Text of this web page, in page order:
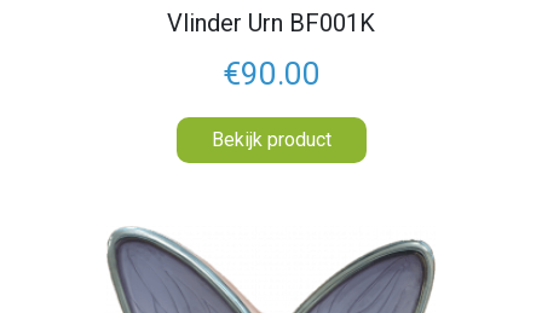
Vlinder Urn BF001K
€90.00
Bekijk product